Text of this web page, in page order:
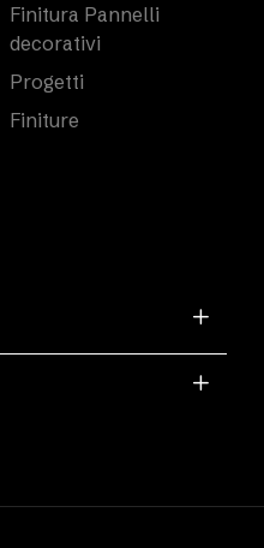
Finitura Pannelli
decorativi
Progetti
Finiture